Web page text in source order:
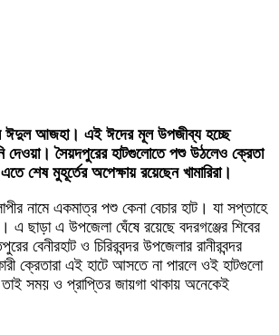
ঈদুল আজহা। এই ঈদের মূল উপজীব্য হচ্ছে
দেওয়া। সৈয়দপুরের হাটগুলোতে পশু উঠলেও ক্রেতা
শেষ মুহূর্তের অপেক্ষায় রয়েছেন খামারিরা।
নামে একমাত্র পশু কেনা বেচার হাট। যা সপ্তাহে
এ ছাড়া এ উপজেলা ঘেঁষে রয়েছে বদরগঞ্জের শিবের
বেনীরহাট ও চিরিরবন্দর উপজেলার রানীরবন্দর
ক্রেতারা এই হাটে আসতে না পারলে ওই হাটগুলো
সময় ও প্রাপ্তির জায়গা থাকায় অনেকেই